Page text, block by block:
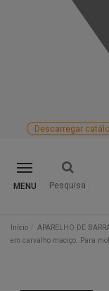
Descarregar
MENU Pesquisa
Início APARELHO DE
em carvalho maciço. Para